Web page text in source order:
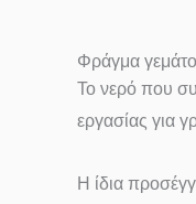
Φράγμα
Το νερό που
εργασίας για
Η ίδια